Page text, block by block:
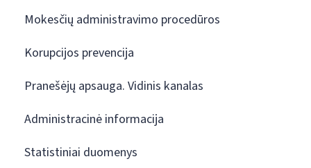
Mokesčių administravimo procedūros
Korupcijos prevencija
Pranešėjų apsauga. Vidinis kanalas
Administracinė informacija
Statistiniai duomenys